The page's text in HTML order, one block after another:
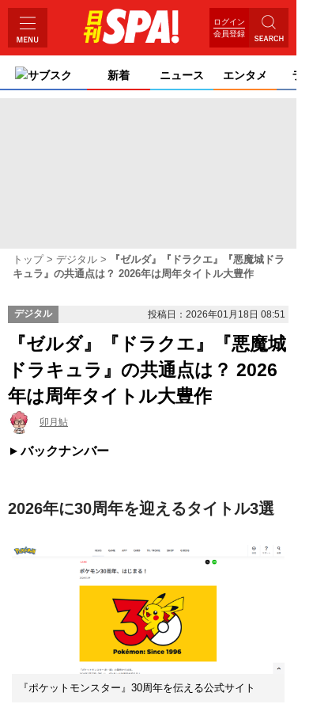
ログイン
会員登録
サブスク 新着 ニュース エンタメ ライ
トップ デジタル
『ゼルダ』『ドラクエ』『悪魔城ドラ
キュラ』の共通点は？ 2026年は周年タイトル大豊作
デジタル 投稿日：2026年01月18日 08:51
『ゼルダ』『ドラクエ』『悪魔城
ドラキュラ』の共通点は？ 2026
年は周年タイトル大豊作
卯月鮎
バックナンバー
2026年に30周年を迎えるタイトル3選
『ポケットモンスター』30周年を伝える公式サイト